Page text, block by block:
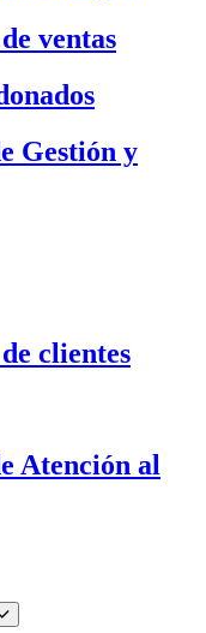
ventas
Gestión y
clientes
Atención al